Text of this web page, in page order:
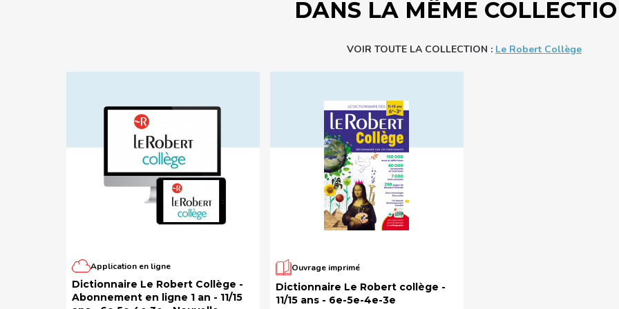
DANS LA MÊME
VOIR TOUTE LA COLLECTION : Le Robert Collège
Application en ligne
Dictionnaire Le Robert Collège -
Abonnement en ligne 1 an - 11/15
Ouvrage imprimé
Dictionnaire Le Robert collège -
11/15 ans - 6e-5e-4e-3e